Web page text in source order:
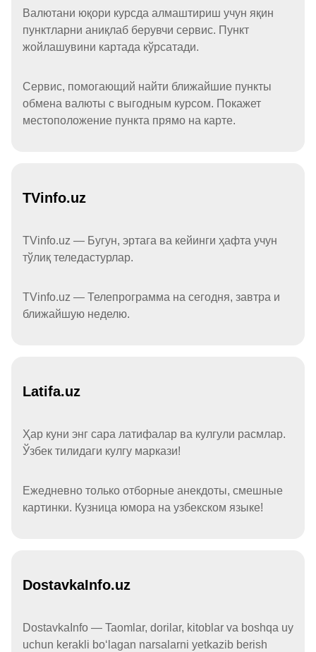
Валютани юқори курсда алмаштириш учун яқин
пунктларни аниқлаб берувчи сервис. Пункт
жойлашувини картада кўрсатади.
Сервис, помогающий найти ближайшие пункты
обмена валюты с выгодным курсом. Покажет
местоположение пункта прямо на карте.
TVinfo.uz
TVinfo.uz — Бугун, эртага ва кейинги ҳафта учун
тўлиқ теледастурлар.
TVinfo.uz — Телепрограмма на сегодня, завтра и
ближайшую неделю.
Latifa.uz
Ҳар куни энг сара латифалар ва кулгули расмлар.
Ўзбек тилидаги кулгу маркази!
Ежедневно только отборные анекдоты, смешные
картинки. Кузница юмора на узбекском языке!
DostavkaInfo.uz
DostavkaInfo — Taomlar, dorilar, kitoblar va boshqa uy
uchun kerakli boʻlagan narsalarni yetkazib berish